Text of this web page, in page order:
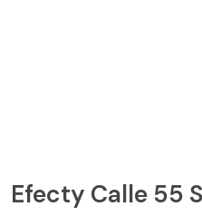
Efecty Calle 55